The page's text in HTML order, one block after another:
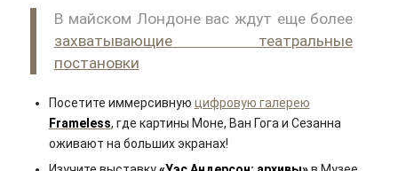
В майском Лондоне вас ждут еще более
захватывающие театральные
постановки
Посетите иммерсивную цифровую галерею
Frameless, где картины Моне, Ван Гога и Сезанна
оживают на больших экранах!